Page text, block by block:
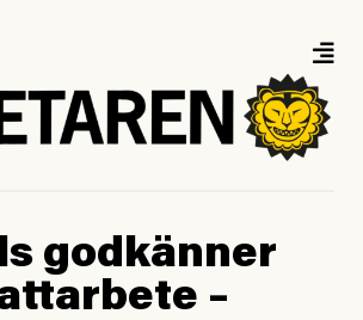
godkänner
–